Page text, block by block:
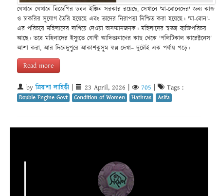
যেখানে যেখানে বিজেপির ডবল ইঞ্জিন সরকার রয়েছে, সেখানে 'মা-বোনেদের' জন্য কাজ
ও চাকরির সুযোগ তৈরি হয়েছে এবং তাদের নিরাপত্তা নিশ্চিত করা হয়েছে। 'মা-বোন'-
এর পরিচয়ে মহিলাদের দাগিয়ে দেওয়া অসম্মানজনক। মহিলাদের স্বতন্ত্র ব্যক্তিপরিচয়
আছে। তবে মহিলাদের ইস্যুতে যোগী আদিত্যনাথের কাছ থেকে 'পলিটিকাল কারেক্টনেস'
আশা করা, আর দিনেদুপুরে আকাশকুসুম স্বপ্ন দেখা– দুটোই এক পর্যায় পড়ে।
Read more
byত্রিয়াশা লাহিড়ী 23 April, 2026 705 Tags :
Double Engine Govt Condition of Women Hathras Asifa